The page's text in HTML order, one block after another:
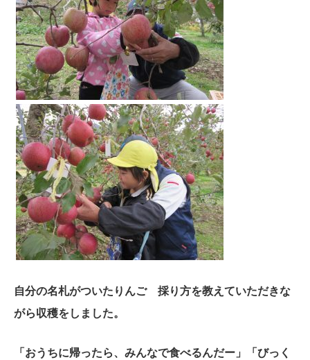
自分の名札がついたりんご 採り方を教えていただきな
がら収穫をしました。
「おうちに帰ったら、みんなで食べるんだー」「びっく